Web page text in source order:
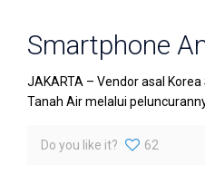
Smartphone
JAKARTA – Vendor asal
Tanah Air melalui
Do you like it? 62